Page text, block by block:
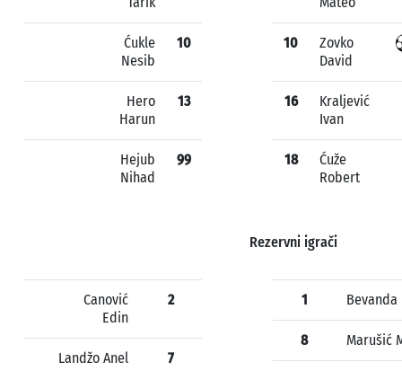
Ćukle
Nesib
10
Hero
Harun
13
Hejub
Nihad
99
10
Zovko
David
16
Kraljević
Ivan
18
Ćuže
Robert
Rezervni igrači
Canović
Edin
2
Landžo Anel 7
1 Bevanda
8 Marušić